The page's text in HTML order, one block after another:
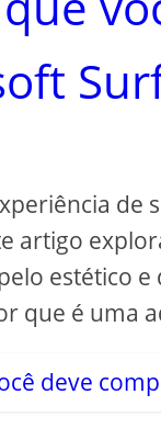
de
artigo
estético
que é uma